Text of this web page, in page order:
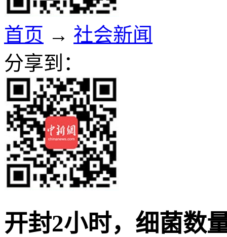
首页 → 社会新闻
分享到：
开封2小时，细菌数